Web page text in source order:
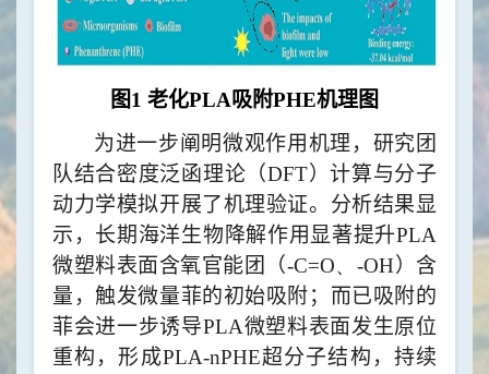
图1 老化PLA吸附PHE机理图
为进一步阐明微观作用机理，研究团
队结合密度泛函理论（DFT）计算与分子
动力学模拟开展了机理验证。 分析结果显
示， 长期海洋生物降解作用显著提升PLA
微塑料表面含氧官能团（-C=O、-OH）含
量，触发微量菲的初始吸附；而已吸附的
菲会进一步诱导PLA微塑料表面发生原位
重构 ，形成PLA-nPHE超分子结构， 持续